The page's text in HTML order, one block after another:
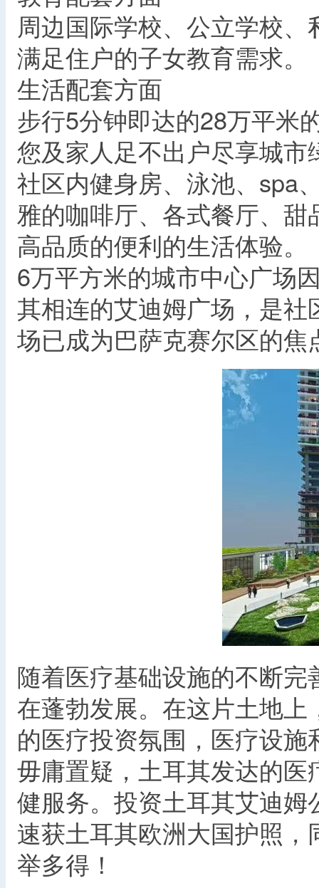
周边国际学校、公立学校
满足住户的子女教育需求。
生活配套方面
步行5分钟即达的28万平米
您及家人足不出户尽享城市
社区内健身房、泳池、spa
雅的咖啡厅、各式餐厅、
高品质的便利的生活体验。
6万平方米的城市中心广场
其相连的艾迪姆广场，是
场已成为巴萨克赛尔区的
随着医疗基础设施的不断
在蓬勃发展。在这片土地
的医疗投资氛围，医疗设
毋庸置疑，土耳其发达的
健服务。投资土耳其艾迪
速获土耳其欧洲大国护照
举多得！